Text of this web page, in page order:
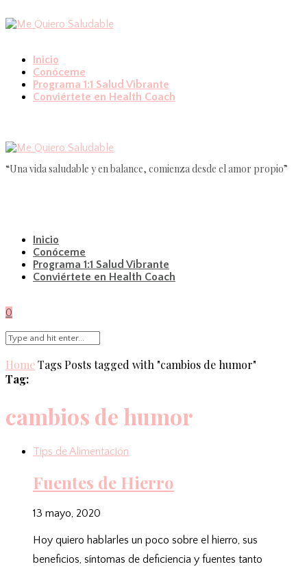
Inicio
Conóceme
Programa 1:1 Salud Vibrante
Conviértete en Health Coach
“Una vida saludable y en balance, comienza desde el amor propio”
Inicio
Conóceme
Programa 1:1 Salud Vibrante
Conviértete en Health Coach
0
HomeTagsPosts tagged with "cambios de humor"
Tag:
cambios de humor
Tips de Alimentación
Fuentes de Hierro
13 mayo, 2020
Hoy quiero hablarles un poco sobre el hierro, sus
beneficios, síntomas de deficiencia y fuentes tanto